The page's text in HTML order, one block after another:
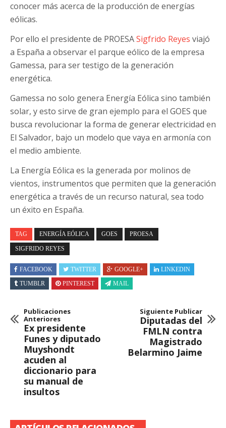
conocer más acerca de la producción de energías
eólicas.
Por ello el presidente de PROESASigfrido Reyes viajó
a España a observar el parque eólico de la empresa
Gamessa, para ser testigo de la generación
energética.
Gamessa no solo genera Energía Eólica sino también
solar, y esto sirve de gran ejemplo para el GOES que
busca revolucionar la forma de generar electricidad en
El Salvador, bajo un modelo que vaya en armonía con
el medio ambiente.
La Energía Eólica es la generada por molinos de
vientos, instrumentos que permiten que la generación
energética a través de un recurso natural, sea todo
un éxito en España.
TAG ENERGÍA EÓLICA GOES PROESA
SIGFRIDO REYES
FACEBOOK TWITTER GOOGLE+
LINKEDIN
TUMBLR
PINTEREST MAIL
Publicaciones
Anteriores
Ex presidente
Funes y diputado
Muyshondt
acuden al
diccionario para
su manual de
insultos
Siguiente Publicar
Diputadas del
FMLN contra
Magistrado
Belarmino Jaime